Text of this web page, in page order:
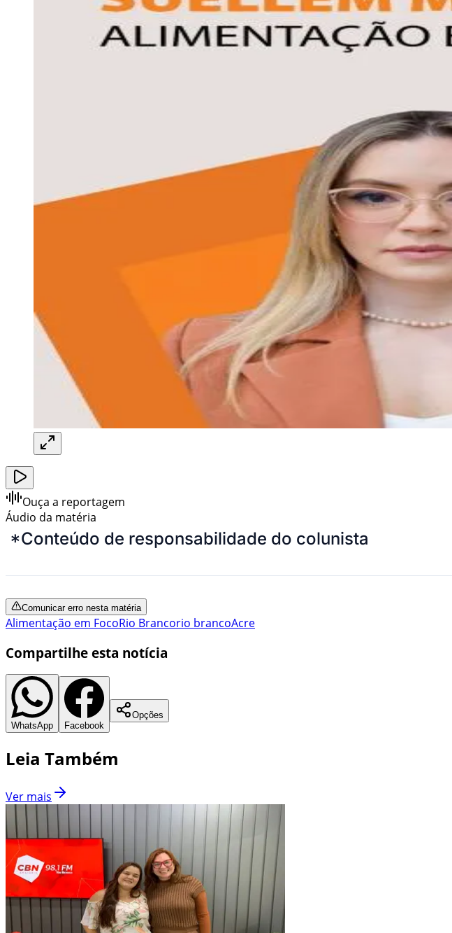
Ouça a reportagem
Áudio da matéria
*Conteúdo de responsabilidade do colunista
Comunicar erro nesta matéria
Alimentação em FocoRio Brancorio brancoAcre
Compartilhe esta notícia
WhatsApp Facebook
Opções
Leia Também
Ver mais